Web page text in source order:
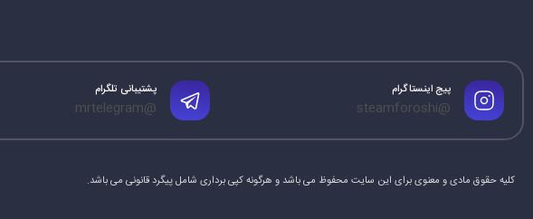
پیج اینستاگرام
@steamforoshi
پشتیبانی تلگرام
@mrtelegram
کلیه حقوق مادی و معنوی برای این سایت محفوظ می باشد و هرگونه کپی برداری شامل پیگرد قانونی می باشد.